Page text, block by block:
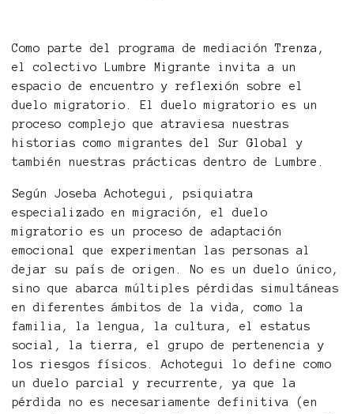
Como parte del programa de mediación Trenza,
el colectivo Lumbre Migrante invita a un
espacio de encuentro y reflexión sobre el
duelo migratorio. El duelo migratorio es un
proceso complejo que atraviesa nuestras
historias como migrantes del Sur Global y
también nuestras prácticas dentro de Lumbre.
Según Joseba Achotegui, psiquiatra
especializado en migración, el duelo
migratorio es un proceso de adaptación
emocional que experimentan las personas al
dejar su país de origen. No es un duelo único,
sino que abarca múltiples pérdidas simultáneas
en diferentes ámbitos de la vida, como la
familia, la lengua, la cultura, el estatus
social, la tierra, el grupo de pertenencia y
los riesgos físicos. Achotegui lo define como
un duelo parcial y recurrente, ya que la
pérdida no es necesariamente definitiva (en